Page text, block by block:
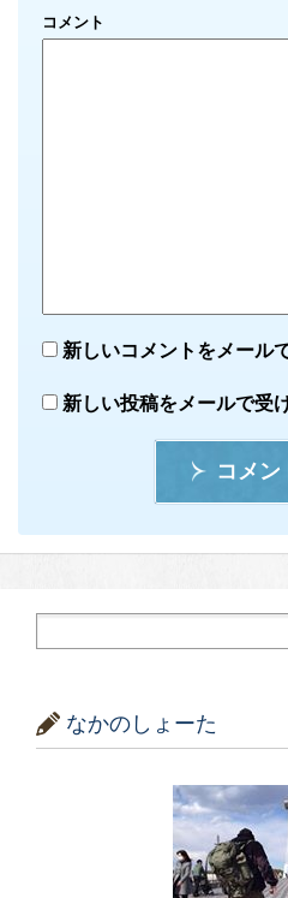
コメント
新しいコメントをメール
新しい投稿をメールで受
コメン
なかのしょーた